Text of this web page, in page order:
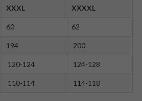
XXXL XXXXL
60 62
194 200
120-124 124-128
110-114 114-118